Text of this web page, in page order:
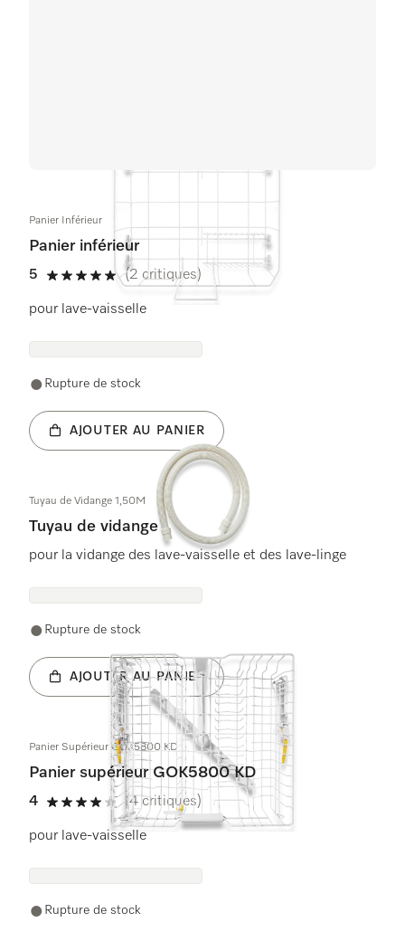
Panier Inférieur
Panier inférieur
5
5 étoiles sur 5
(2 critiques)
pour lave-vaisselle
Rupture de stock
AJOUTER AU PANIER
Tuyau de Vidange 1,50M
Tuyau de vidange
pour la vidange des lave-vaisselle et des lave-linge
Rupture de stock
AJOUTER AU PANIER
Panier Supérieur GOK5800 KD
Panier supérieur GOK5800 KD
4
4 étoiles sur 5
(4 critiques)
pour lave-vaisselle
Rupture de stock